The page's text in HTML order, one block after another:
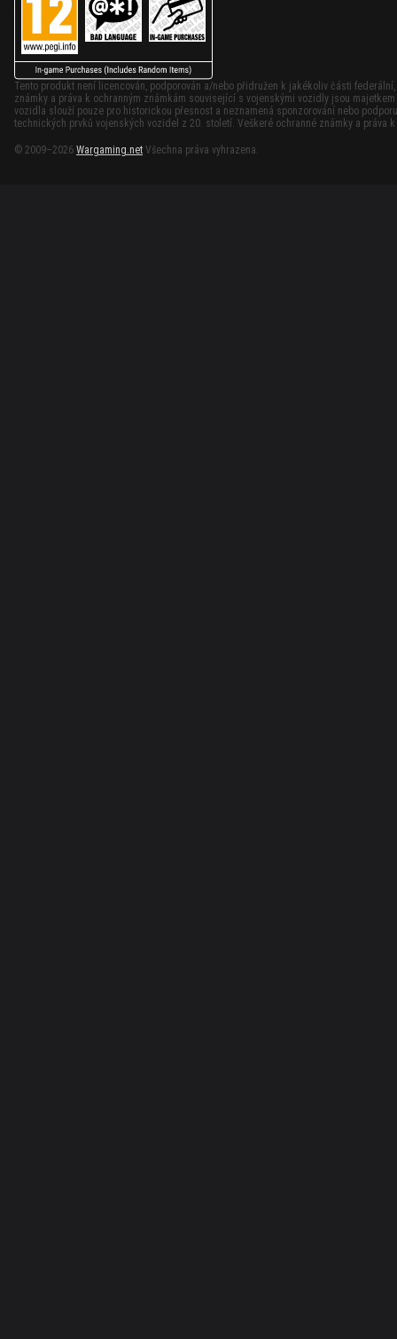
Tento produkt není licencován, podporován a/nebo přidružen k jakékoliv části
známky a práva k ochranným známkám související s vojenskými vozidly jsou
vozidla slouží pouze pro historickou přesnost a neznamená sponzorování nebo
technických prvků vojenských vozidel z 20. století. Veškeré ochranné známky a
© 2009–2026 Wargaming.net Všechna práva vyhrazena.